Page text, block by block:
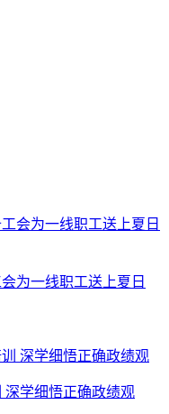
为一线职工送上夏日
深学细悟正确政绩观